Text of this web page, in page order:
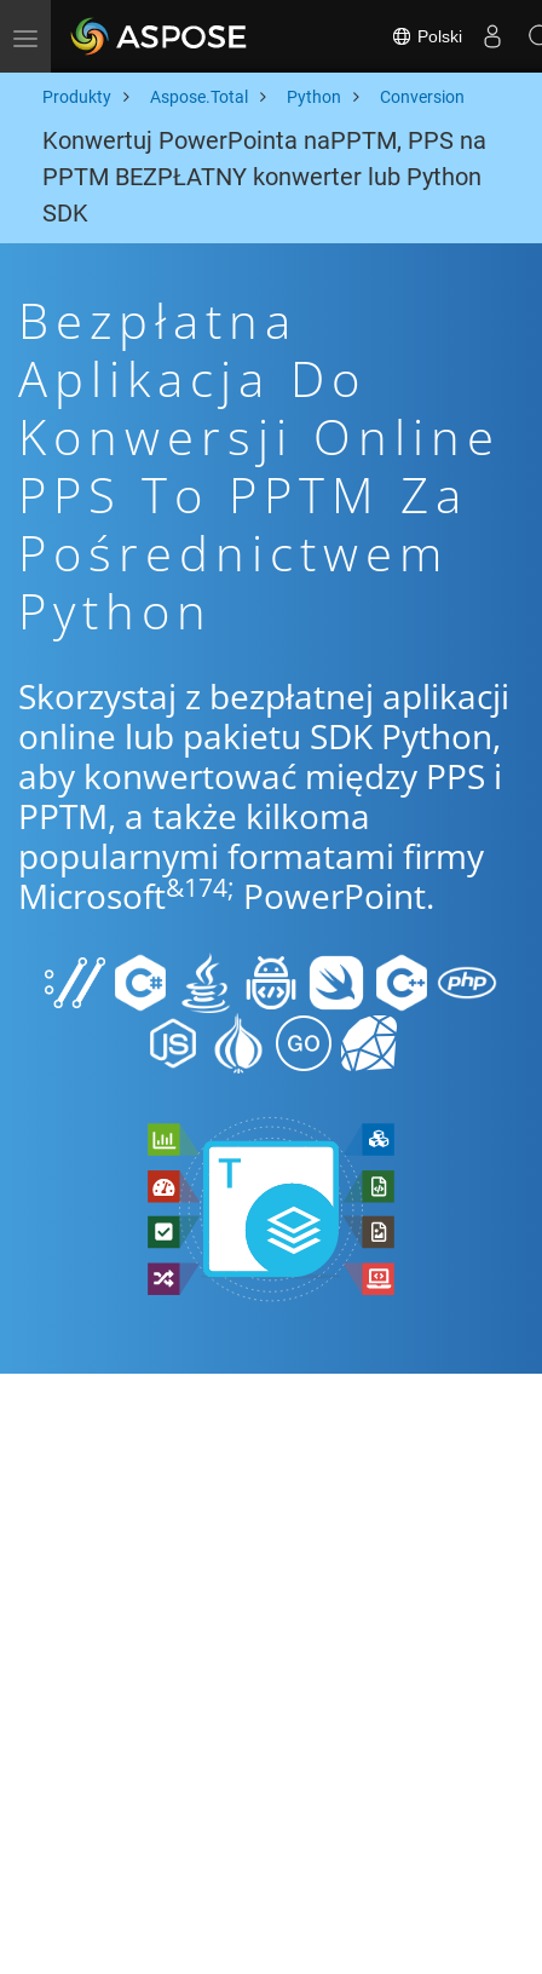
Toggle navigation Polski
Produkty Aspose.Total Python Conversion
Konwertuj PowerPointa naPPTM, PPS na
PPTM BEZPŁATNY konwerter lub Python
SDK
Bezpłatna
Aplikacja Do
Konwersji Online
PPS To PPTM Za
Pośrednictwem
Python
Skorzystaj z bezpłatnej aplikacji
online lub pakietu SDK Python,
aby konwertować między PPS i
PPTM, a także kilkoma
popularnymi formatami firmy
Microsoft&174; PowerPoint.